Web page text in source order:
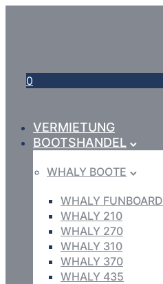
0
VERMIETUNG
BOOTSHANDEL
WHALY BOOTE
WHALY FUNBOARD
WHALY 210
WHALY 270
WHALY 310
WHALY 370
WHALY 435